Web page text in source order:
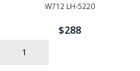
W712 LH-5220
$288
AÑADIR